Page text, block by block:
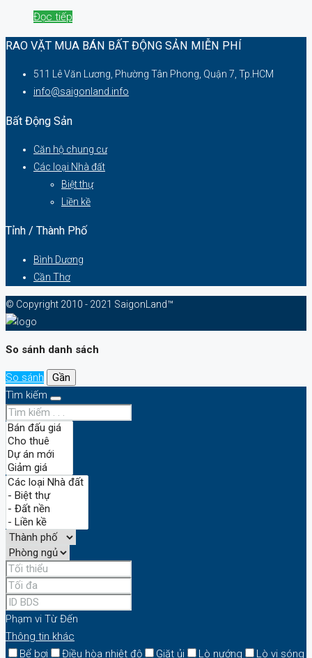
Đọc tiếp
RAO VẶT MUA BÁN BẤT ĐỘNG SẢN MIỄN PHÍ
511 Lê Văn Lương, Phường Tân Phong, Quận 7, Tp.HCM
info@saigonland.info
Bất Động Sản
Căn hộ chung cư
Các loại Nhà đất
Biệt thự
Liền kề
Tỉnh / Thành Phố
Bình Dương
Cần Thơ
© Copyright 2010 - 2021 SaigonLand™
So sánh danh sách
So sánh
Gần
Tìm kiếm
Phạm vi Từ Đến
Thông tin khác
Bể bơi
Điều hòa nhiệt độ Giặt ủi Lò nướng
Lò vi sóng